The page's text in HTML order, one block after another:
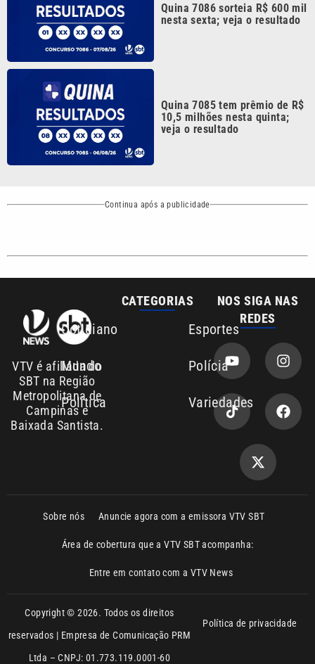
Quina 7086 sorteia R$ 600 mil
nesta sexta; veja o resultado
Quina 7085 tem prêmio de R$
10,5 milhões nesta quinta;
veja o resultado
Continua após a publicidade
VTV é afiliada do
SBT na Região
Metropolitana de
Campinas e
Baixada Santista.
Esportes
Mundo Polícia
Política Variedades
Anuncie agora com a emissora VTV SBT
Copyright © 2026. Todos os direitos